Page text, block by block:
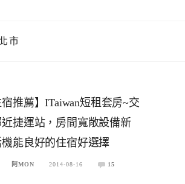
市
宿推薦】ITaiwan短租套房~交
捷運站，房間寬敞設備新
能良好的住宿好選擇
阿MON 2014-08-16 15